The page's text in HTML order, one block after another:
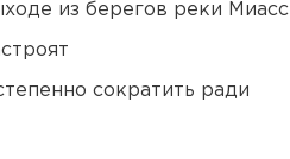
из берегов реки Миасс
сократить ради